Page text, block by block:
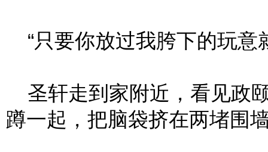
“只要你放过我胯下的玩意
圣轩走到家附近，看见政
蹲一起，把脑袋挤在两堵围